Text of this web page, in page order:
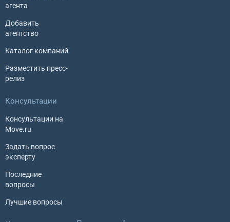
агента
Добавить
агентство
Каталог компаний
Разместить пресс-
релиз
Консультации
Консультации на
Move.ru
Задать вопрос
эксперту
Последние
вопросы
Лучшие вопросы